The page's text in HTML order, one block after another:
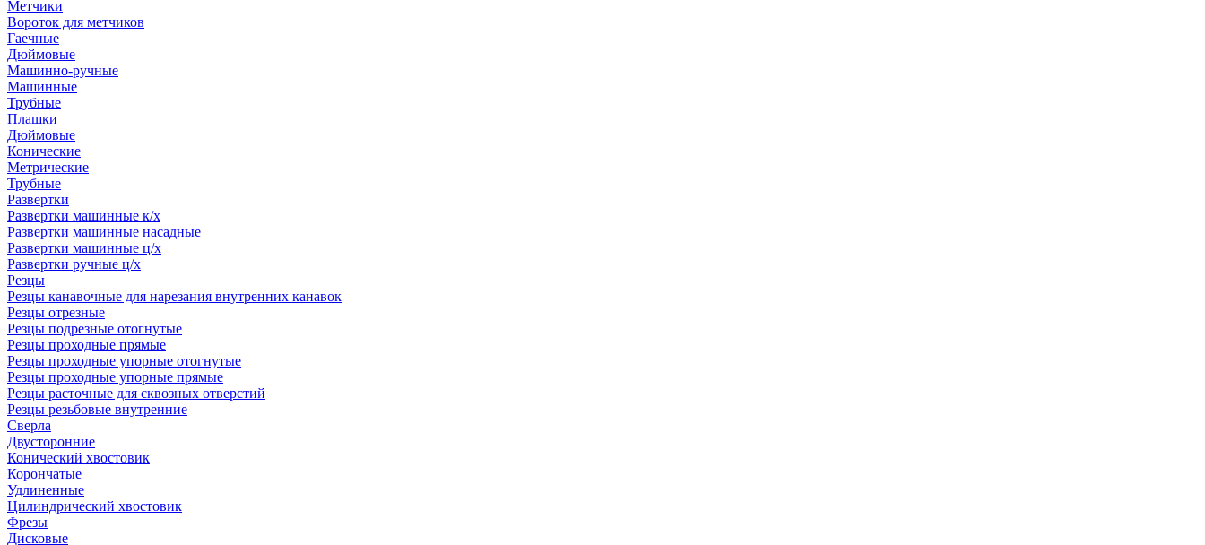
Метчики
Вороток для метчиков
Гаечные
Дюймовые
Машинно-ручные
Машинные
Трубные
Плашки
Дюймовые
Конические
Метрические
Трубные
Развертки
Развертки машинные к/х
Развертки машинные насадные
Развертки машинные ц/х
Развертки ручные ц/х
Резцы
Резцы канавочные для нарезания внутренних канавок
Резцы отрезные
Резцы подрезные отогнутые
Резцы проходные прямые
Резцы проходные упорные отогнутые
Резцы проходные упорные прямые
Резцы расточные для сквозных отверстий
Резцы резьбовые внутренние
Сверла
Двусторонние
Конический хвостовик
Корончатые
Удлиненные
Цилиндрический хвостовик
Фрезы
Дисковые